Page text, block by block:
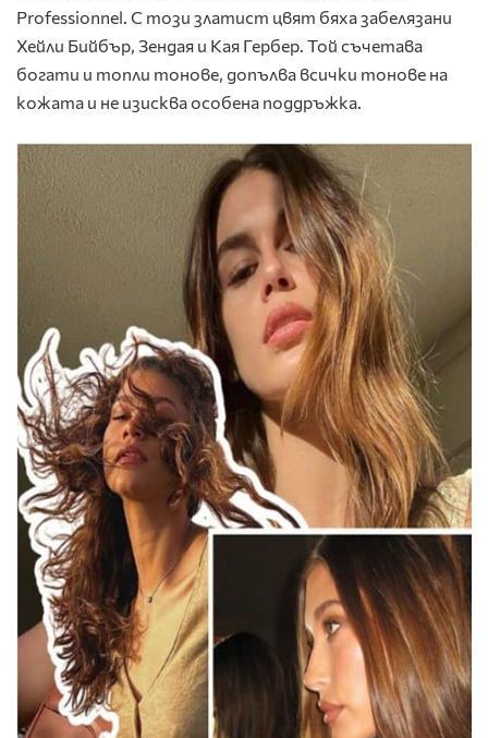
Professionnel. С този златист цвят бяха забелязани
Хейли Бийбър, Зендая и Кая Гербер. Той съчетава
богати и топли тонове, допълва всички тонове на
кожата и не изисква особена поддръжка.